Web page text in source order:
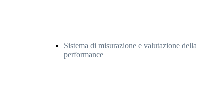
Sistema di misurazione e valutazione della
performance